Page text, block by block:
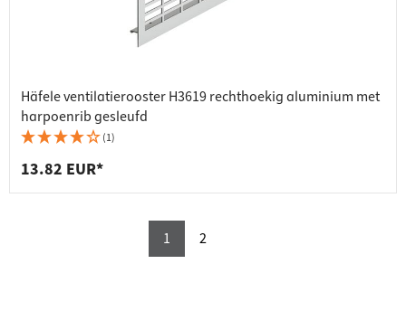
Häfele ventilatierooster H3619 rechthoekig aluminium met
harpoenrib gesleufd
(1)
13.82 EUR*
1 2